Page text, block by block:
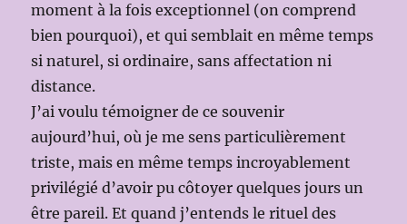
moment à la fois exceptionnel (on comprend
bien pourquoi), et qui semblait en même temps
si naturel, si ordinaire, sans affectation ni
distance.
J’ai voulu témoigner de ce souvenir
aujourd’hui, où je me sens particulièrement
triste, mais en même temps incroyablement
privilégié d’avoir pu côtoyer quelques jours un
être pareil. Et quand j’entends le rituel des